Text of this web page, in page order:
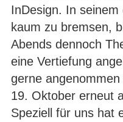
InDesign. In
kaum zu bremsen,
Abends dennoch
eine Vertiefung
gerne
19. Oktober erneut
Speziell für uns hat